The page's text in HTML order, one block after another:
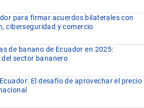
para firmar acuerdos bilaterales con
ciberseguridad y comercio
de banano de Ecuador en 2025:
sector bananero
El desafío de aprovechar el precio